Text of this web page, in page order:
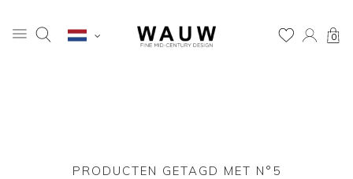
0
PRODUCTEN GETAGD MET N°5